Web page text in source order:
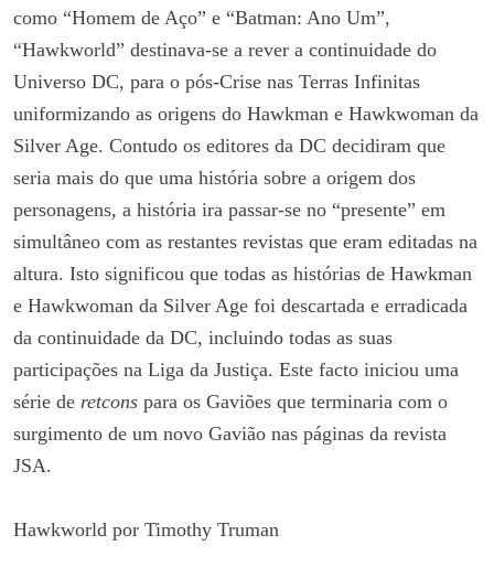
como “Homem de Aço” e “Batman: Ano Um”,
“Hawkworld” destinava-se a rever a continuidade do
Universo DC, para o pós-Crise nas Terras Infinitas
uniformizando as origens do Hawkman e Hawkwoman da
Silver Age. Contudo os editores da DC decidiram que
seria mais do que uma história sobre a origem dos
personagens, a história ira passar-se no “presente” em
simultâneo com as restantes revistas que eram editadas na
altura. Isto significou que todas as histórias de Hawkman
e Hawkwoman da Silver Age foi descartada e erradicada
da continuidade da DC, incluindo todas as suas
participações na Liga da Justiça. Este facto iniciou uma
série de retcons para os Gaviões que terminaria com o
surgimento de um novo Gavião nas páginas da revista
JSA.
Hawkworld por Timothy Truman